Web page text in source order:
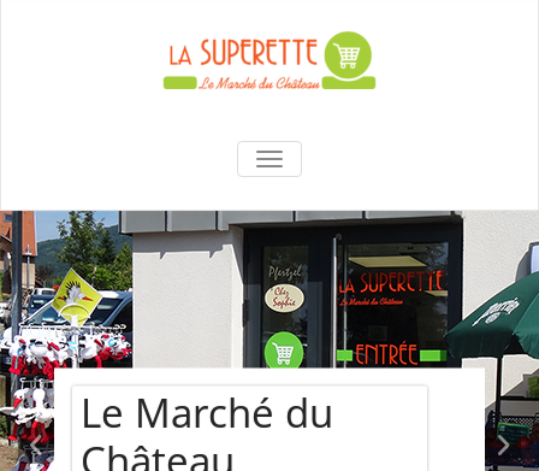
La Superette –
le marché du
château
AFFICHER/MASQUER LA